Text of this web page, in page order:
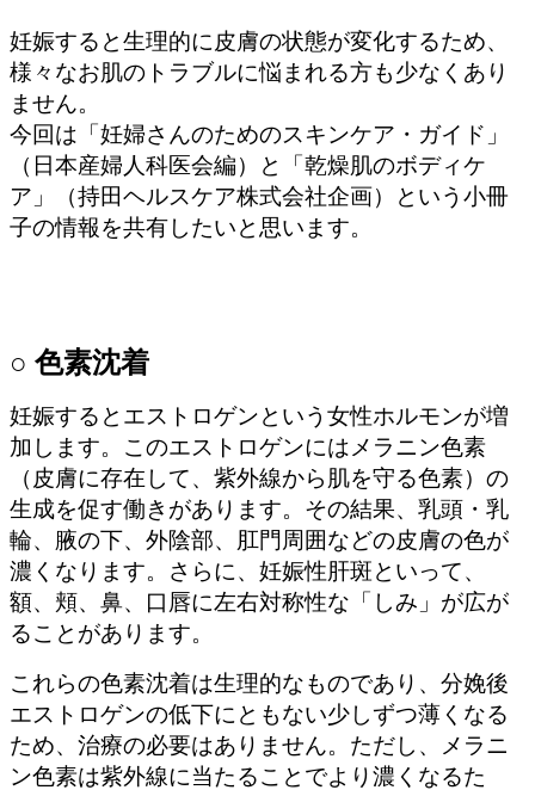
妊娠すると生理的に皮膚の状態が変化するため、
様々なお肌のトラブルに悩まれる方も少なくあり
ません。
今回は「妊婦さんのためのスキンケア・ガイド」
（日本産婦人科医会編）と「乾燥肌のボディケ
ア」（持田ヘルスケア株式会社企画）という小冊
子の情報を共有したいと思います。
○ 色素沈着
妊娠するとエストロゲンという女性ホルモンが増
加します。このエストロゲンにはメラニン色素
（皮膚に存在して、紫外線から肌を守る色素）の
生成を促す働きがあります。その結果、乳頭・乳
輪、腋の下、外陰部、肛門周囲などの皮膚の色が
濃くなります。さらに、妊娠性肝斑といって、
額、頬、鼻、口唇に左右対称性な「しみ」が広が
ることがあります。
これらの色素沈着は生理的なものであり、分娩後
エストロゲンの低下にともない少しずつ薄くなる
ため、治療の必要はありません。ただし、メラニ
ン色素は紫外線に当たることでより濃くなるた